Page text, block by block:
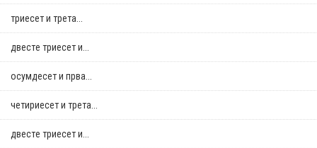
триесет и трета...
двестe триесет и...
осумдесет и прва...
четириесет и трета...
двестe триесет и...